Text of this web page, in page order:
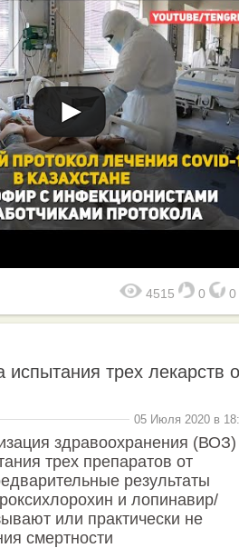
4515 0 0
трех лекарств
05 Июля 2020 в
здравоохранения (ВОЗ)
трех препаратов от
результаты
и лопинавир/
или практически не
смертности